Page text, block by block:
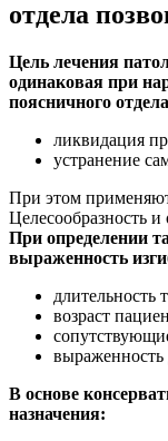
отдела
Цель лечения
одинаковая при
поясничного
ликвидация
устранение
При этом
Целесообразность
При определении
выраженность
длительность
возраст
выраженность
В основе
назначения: